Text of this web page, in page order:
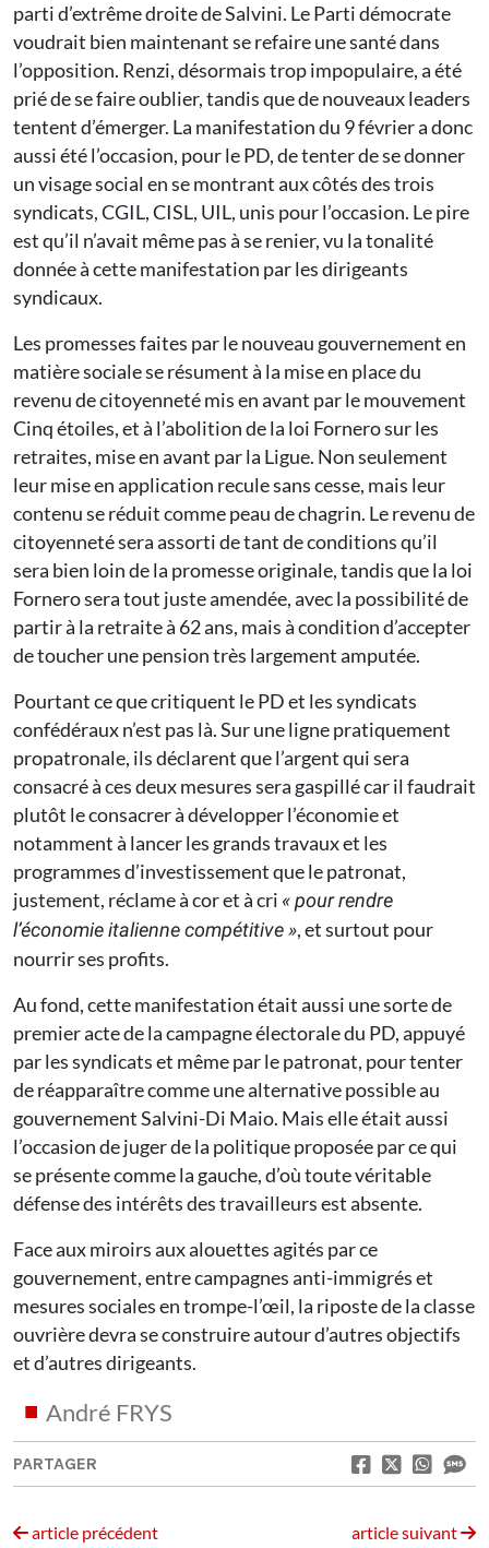
parti d’extrême droite de Salvini. Le Parti démocrate
voudrait bien maintenant se refaire une santé dans
l’opposition. Renzi, désormais trop impopulaire, a été
prié de se faire oublier, tandis que de nouveaux leaders
tentent d’émerger. La manifestation du 9 février a donc
aussi été l’occasion, pour le PD, de tenter de se donner
un visage social en se montrant aux côtés des trois
syndicats, CGIL, CISL, UIL, unis pour l’occasion. Le pire
est qu’il n’avait même pas à se renier, vu la tonalité
donnée à cette manifestation par les dirigeants
syndicaux.
Les promesses faites par le nouveau gouvernement en
matière sociale se résument à la mise en place du
revenu de citoyenneté mis en avant par le mouvement
Cinq étoiles, et à l’abolition de la loi Fornero sur les
retraites, mise en avant par la Ligue. Non seulement
leur mise en application recule sans cesse, mais leur
contenu se réduit comme peau de chagrin. Le revenu de
citoyenneté sera assorti de tant de conditions qu’il
sera bien loin de la promesse originale, tandis que la loi
Fornero sera tout juste amendée, avec la possibilité de
partir à la retraite à 62 ans, mais à condition d’accepter
de toucher une pension très largement amputée.
Pourtant ce que critiquent le PD et les syndicats
confédéraux n’est pas là. Sur une ligne pratiquement
propatronale, ils déclarent que l’argent qui sera
consacré à ces deux mesures sera gaspillé car il faudrait
plutôt le consacrer à développer l’économie et
notamment à lancer les grands travaux et les
programmes d’investissement que le patronat,
justement, réclame à cor et à cri « pour rendre
l’économie italienne compétitive », et surtout pour
nourrir ses profits.
Au fond, cette manifestation était aussi une sorte de
premier acte de la campagne électorale du PD, appuyé
par les syndicats et même par le patronat, pour tenter
de réapparaître comme une alternative possible au
gouvernement Salvini-Di Maio. Mais elle était aussi
l’occasion de juger de la politique proposée par ce qui
se présente comme la gauche, d’où toute véritable
défense des intérêts des travailleurs est absente.
Face aux miroirs aux alouettes agités par ce
gouvernement, entre campagnes anti-immigrés et
mesures sociales en trompe-l’œil, la riposte de la classe
ouvrière devra se construire autour d’autres objectifs
et d’autres dirigeants.
André FRYS
PARTAGER
article précédent article suivant